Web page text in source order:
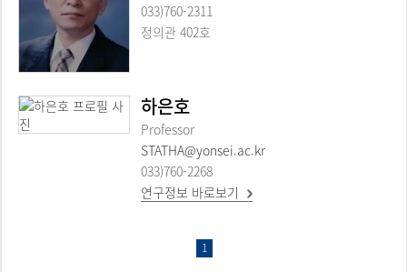
033)760-2311
정의관 402호
하은호
Professor
STATHA@yonsei.ac.kr
033)760-2268
연구정보 바로보기
1